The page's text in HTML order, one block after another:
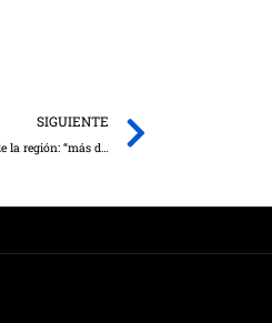
SIGUIENTE
El sector agroalimentario y el medio rural han recibido la mayor inyección económica de la región: “más de 1.000 millones de euros” de liquidez en un año